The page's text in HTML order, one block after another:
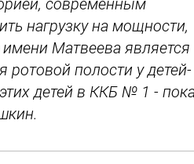
современным
нагрузку на мощности,
Матвеева является
полости у детей-
детей в ККБ № 1 -